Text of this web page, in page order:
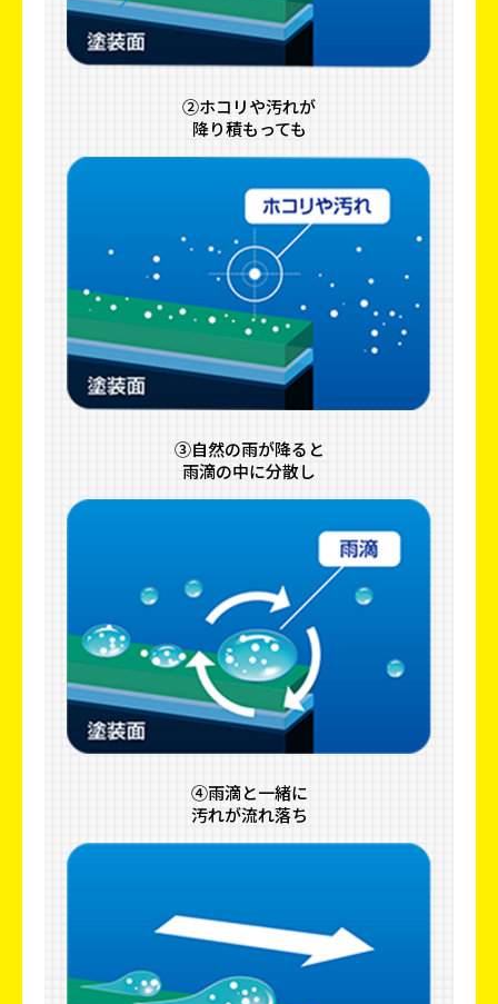
②ホコリや汚れが
降り積もっても
③自然の雨が降ると
雨滴の中に分散し
④雨滴と一緒に
汚れが流れ落ち